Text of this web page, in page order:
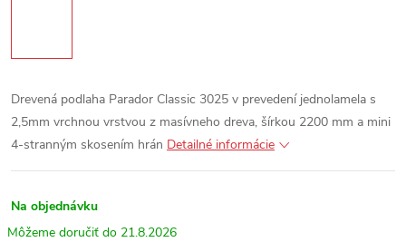
Drevená podlaha Parador Classic 3025 v prevedení jednolamela s
2,5mm vrchnou vrstvou z masívneho dreva, šírkou 2200 mm a mini
4-stranným skosením hrán Detailné informácie
Na objednávku
21.8.2026